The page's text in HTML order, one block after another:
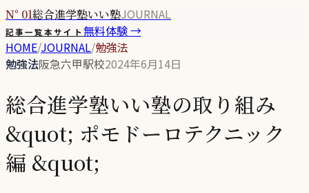
N° 01総合進学塾いい塾JOURNAL
記事一覧本サイト無料体験 →
HOME/JOURNAL/勉強法
勉強法阪急六甲駅校2024年6月14日
総合進学塾いい塾の取り組み
&quot; ポモドーロテクニック
編 &quot;